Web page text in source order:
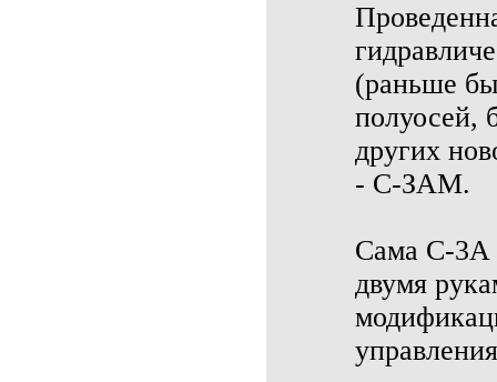
(раньше
полуосей,
других
- С-ЗАМ.
Сама С-3А
двумя